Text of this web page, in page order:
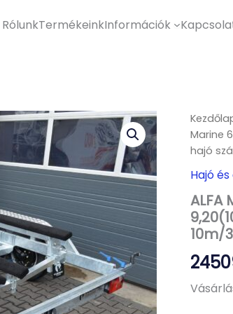
RólunkTermékeinkInformációk
Marine
hajó
Hajó
ALFA
10m/